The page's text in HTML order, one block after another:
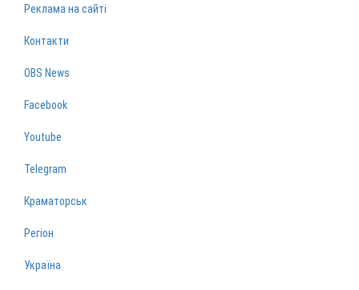
Реклама на сайті
Контакти
OBS News
Facebook
Youtube
Telegram
Краматорськ
Регіон
Україна